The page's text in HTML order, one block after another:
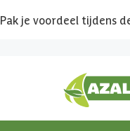
Pak je voordeel tijdens